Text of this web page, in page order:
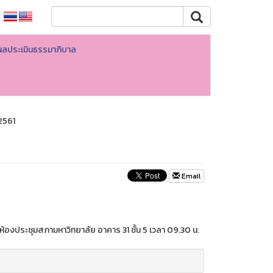
ประเมินธรรมาภิบาล
Email
งประชุมสภามหาวิทยาลัย อาคาร 31 ชั้น 5 เวลา 09.30 น.